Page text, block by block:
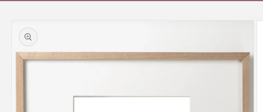
a la
información
del producto